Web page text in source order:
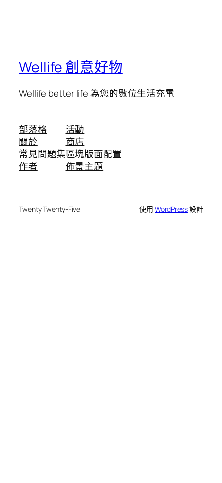
Wellife 創意好物
Wellife better life 為您的數位生活充電
部落格
關於
常見問題集
作者
活動
商店
區塊版面配置
佈景主題
Twenty Twenty-Five 使用WordPress設計